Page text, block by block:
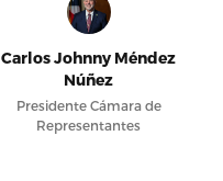
Carlos Johnny Méndez
Núñez
Presidente Cámara de
Representantes